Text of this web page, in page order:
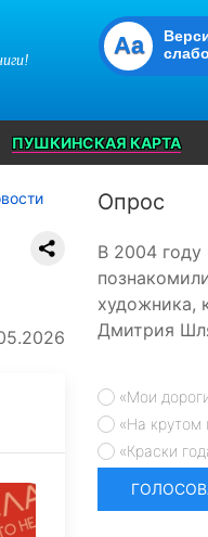
Aa
ПУШКИНСКАЯ КАРТА
Опрос
В 2004
художника,
Дмитрия
«Мои
«На крутом
«Краски